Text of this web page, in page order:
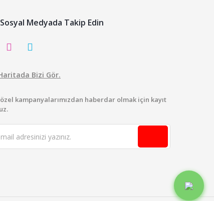
Medyada Takip Edin
Bizi Gör.
kampanyalarımızdan haberdar olmak için kayıt